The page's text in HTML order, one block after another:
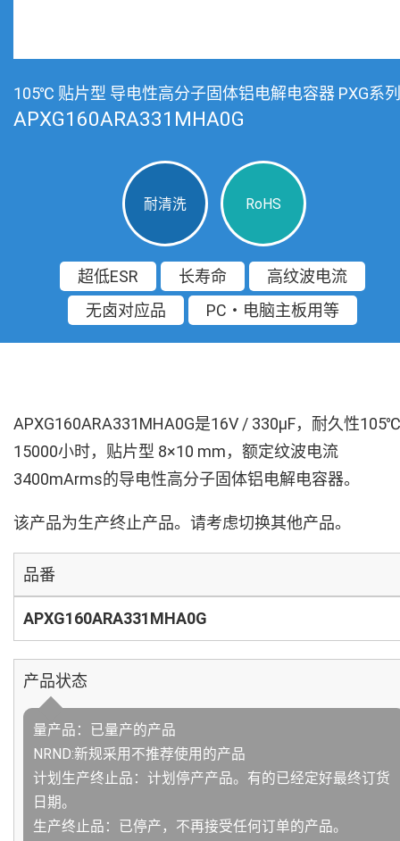
105℃ 贴片型 导电性高分子固体铝电解电容器 PXG系列
APXG160ARA331MHA0G
耐清洗 RoHS
超低ESR 长寿命
高纹波电流
无卤对应品
PC・电脑主板用等
APXG160ARA331MHA0G是16V / 330µF，耐久性105℃
15000小时，贴片型 8×10 mm，额定纹波电流
3400mArms的导电性高分子固体铝电解电容器。
该产品为生产终止产品。请考虑切换其他产品。
品番
APXG160ARA331MHA0G
产品状态
量产品：已量产的产品
NRND:新规采用不推荐使用的产品
计划生产终止品：计划停产产品。有的已经定好最终订货
日期。
生产终止品：已停产，不再接受任何订单的产品。